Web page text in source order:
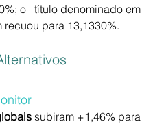
o   título denominado em
recuou para 13,1330%.
subiram +1,46% para